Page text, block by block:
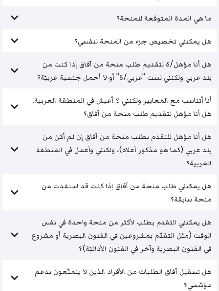
ما هي المدة المتوقعة للمنحة؟
هل يمكنني تخصيص جزء من المنحة لنفسي؟
هل أنا مؤهل/ة لتقديم طلب منحة من آفاق إذا كنت من
بلد عربي ولكنني لست "عربي/ة" أو لا أحمل جنسية عربيّة؟
أنا أتناسب مع المعايير ولكنني لا أعيش في المنطقة العربية.
هل أنا مؤهل لتقديم طلب منحة من آفاق؟
هل أنا مؤهل للتقدم بطلب منحة من آفاق إن لم أكن من
بلد عربي (كما هو مذكور أعلاه)، ولكنني وأعمل في المنطقة
العربية؟
هل يمكنني طلب منحة من آفاق إذا كنت قد استفدت من
منحة سابقة؟
هل يمكنني التقدم بطلب لأكثر من منحة واحدة في نفس
الوقت (مثل التقدّم بمشروعين في الفنون البصرية أو مشروع
في الفنون البصرية وآخر في الفنون الأدائيّة)؟
هل تسقبل آفاق الطلبات من الأفراد الذين لا يتمتّعون بدعم
مؤسّسي؟